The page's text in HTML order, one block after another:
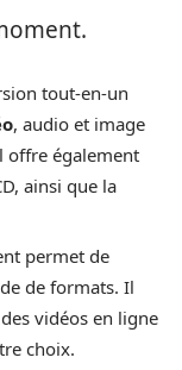
tout-en-un
, audio et image
offre également
ainsi que la
permet de
de formats. Il
vidéos en ligne
choix.